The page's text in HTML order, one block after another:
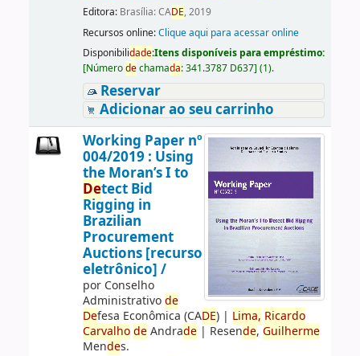
Editora: Brasília: CADE, 2019
Recursos online:Clique aqui para acessar online
Disponibilidade:Itens disponíveis para empréstimo:
[Númerodechamada:341.3787 D637] (1).
Reservar
Adicionar ao seu carrinho
Working Paper nº
004/2019 : Using
the Moran’s I to
Detect Bid
Rigging in
Brazilian
Procurement
Auctions [recurso
eletrônico] /
por Conselho
Administrativode
Defesa Econômica (CADE)| Lima, Ricardo
Carvalho deAndrade| Resende, Guilherme
Mendes.